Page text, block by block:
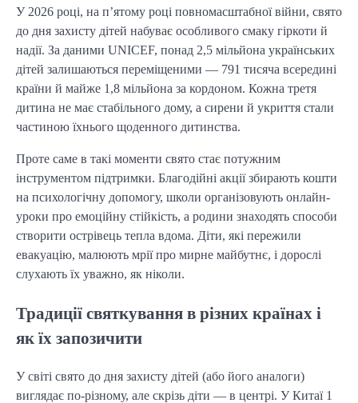
У 2026 році, на п’ятому році повномасштабної війни, свято
до дня захисту дітей набуває особливого смаку гіркоти й
надії. За даними UNICEF, понад 2,5 мільйона українських
дітей залишаються переміщеними — 791 тисяча всередині
країни й майже 1,8 мільйона за кордоном. Кожна третя
дитина не має стабільного дому, а сирени й укриття стали
частиною їхнього щоденного дитинства.
Проте саме в такі моменти свято стає потужним
інструментом підтримки. Благодійні акції збирають кошти
на психологічну допомогу, школи організовують онлайн-
уроки про емоційну стійкість, а родини знаходять способи
створити острівець тепла вдома. Діти, які пережили
евакуацію, малюють мрії про мирне майбутнє, і дорослі
слухають їх уважно, як ніколи.
Традиції святкування в різних країнах і
як їх запозичити
У світі свято до дня захисту дітей (або його аналоги)
виглядає по-різному, але скрізь діти — в центрі. У Китаї 1